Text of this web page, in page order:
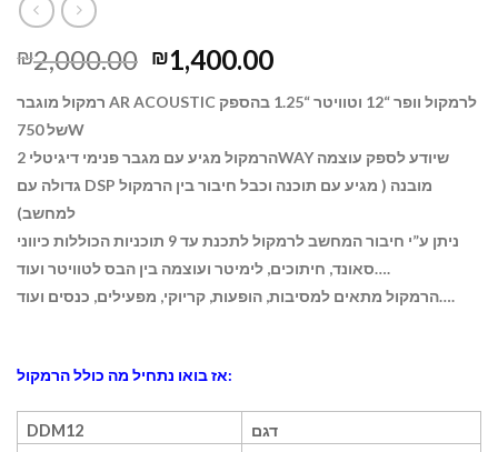
₪2,000.00 ₪1,400.00
רמקול מוגבר AR ACOUSTIC לרמקול וופר “12 וטוויטר “1.25 בהספק
של 750W
הרמקול מגיע עם מגבר פנימי דיגיטלי 2WAY שיודע לספק עוצמה
גדולה עם DSP מובנה ( מגיע עם תוכנה וכבל חיבור בין הרמקול
ניתן ע”י חיבור המחשב לרמקול לתכנת עד 9 תוכניות הכוללות כיווני
סאונד, חיתוכים, לימיטר ועוצמה בין הבס לטוויטר ועוד….
הרמקול מתאים למסיבות, הופעות, קריוקי, מפעילים, כנסים ועוד….
אז בואו נתחיל מה כולל הרמקול:
דגם
DDM12